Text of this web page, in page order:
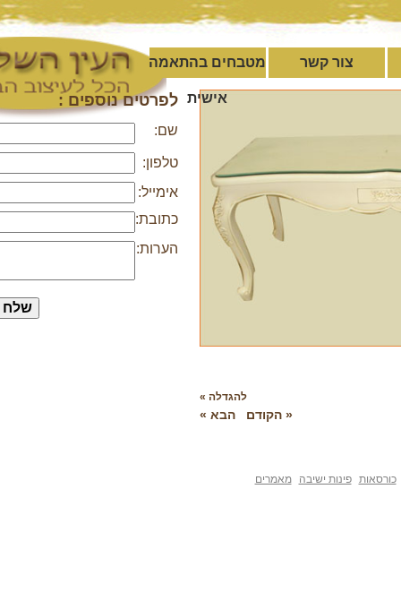
צור קשר מטבחים בהתאמה
לפרטים נוספים :
אימייל:
כתובת:
הערות:
להגדלה »
« הקודם הבא »
פינות ישיבה מאמרים